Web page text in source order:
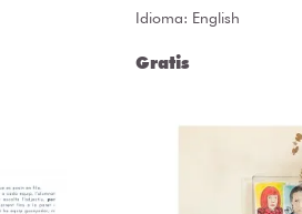
Idioma: English
Gratis